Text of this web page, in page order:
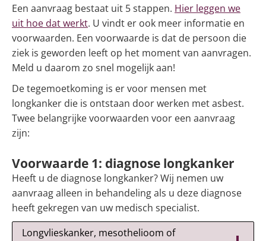
Een aanvraag bestaat uit 5 stappen. Hier leggen we
uit hoe dat werkt. U vindt er ook meer informatie en
voorwaarden. Een voorwaarde is dat de persoon die
ziek is geworden leeft op het moment van aanvragen.
Meld u daarom zo snel mogelijk aan!
De tegemoetkoming is er voor mensen met
longkanker die is ontstaan door werken met asbest.
Twee belangrijke voorwaarden voor een aanvraag
zijn:
Voorwaarde 1: diagnose longkanker
Heeft u de diagnose longkanker? Wij nemen uw
aanvraag alleen in behandeling als u deze diagnose
heeft gekregen van uw medisch specialist.
Longvlieskanker, mesothelioom of